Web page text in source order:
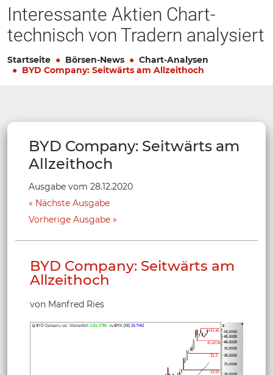
Interessante Aktien Chart-
technisch von Tradern analysiert
Startseite Börsen-News
Chart-Analysen
BYD Company: Seitwärts am Allzeithoch
BYD Company: Seitwärts am
Allzeithoch
Ausgabe vom 28.12.2020
Nächste Ausgabe
Vorherige Ausgabe
BYD Company: Seitwärts am
Allzeithoch
von Manfred Ries